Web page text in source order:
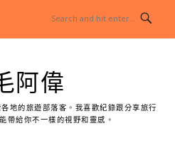
阿偉
地的旅遊部落客。我喜歡紀錄跟分享旅行
帶給你不一樣的視野和靈感。